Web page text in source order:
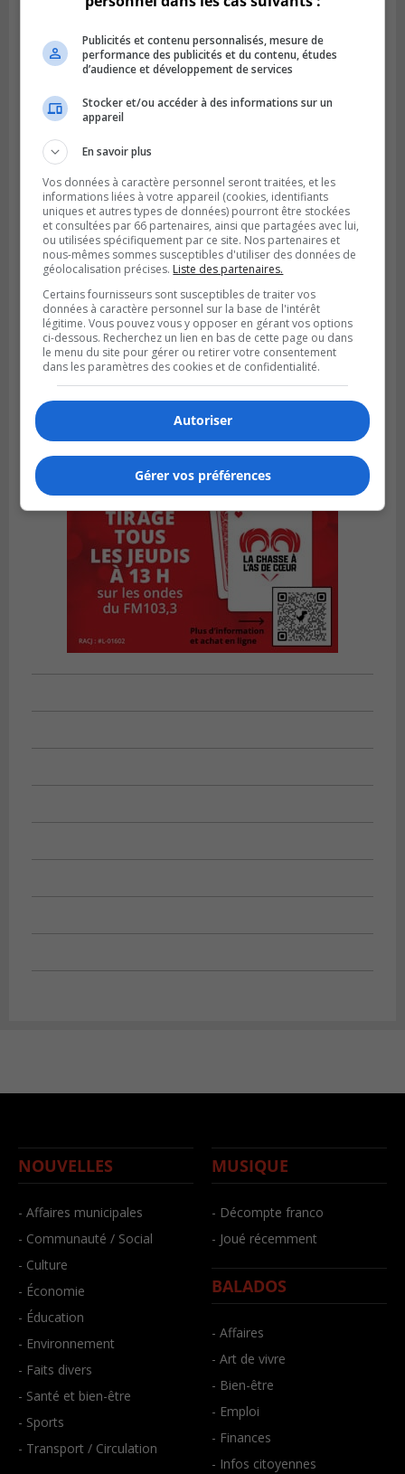
VIEUX-LONGUEUIL
Publié le 5 août 2026 à 09h30
citoyens du district Michel‑Chartrand
NOUVELLES
- Affaires municipales
- Communauté / Social
- Culture
- Économie
- Éducation
- Environnement
- Faits divers
- Santé et bien-être
- Sports
- Transport / Circulation
MUSIQUE
- Décompte franco
- Joué récemment
BALADOS
- Affaires
- Art de vivre
- Bien-être
- Emploi
- Finances
- Infos citoyennes
Publicités et contenu personnalisés, mesure de
performance des publicités et du contenu, études
d’audience et développement de services
Stocker et/ou accéder à des informations sur un
appareil
En savoir plus
Vos données à caractère personnel seront traitées, et les
informations liées à votre appareil (cookies, identifiants
uniques et autres types de données) pourront être stockées
et consultées par 66 partenaires, ainsi que partagées avec lui,
ou utilisées spécifiquement par ce site. Nos partenaires et
nous-mêmes sommes susceptibles d'utiliser des données de
géolocalisation précises. Liste des partenaires.
Certains fournisseurs sont susceptibles de traiter vos
données à caractère personnel sur la base de l'intérêt
légitime. Vous pouvez vous y opposer en gérant vos options
ci-dessous. Recherchez un lien en bas de cette page ou dans
le menu du site pour gérer ou retirer votre consentement
dans les paramètres des cookies et de confidentialité.
Autoriser
Gérer vos préférences